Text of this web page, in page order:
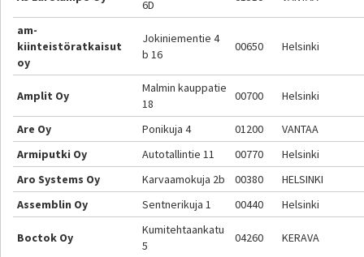
6D
am-
kiinteistöratkaisut
oy
Jokiniementie 4
b 16
00650 Helsinki
Amplit Oy
Malmin kauppatie
18
00700 Helsinki
Are Oy Ponikuja 4 01200
VANTAA
Armiputki Oy
Autotallintie 11 00770
Helsinki
Aro Systems Oy
Karvaamokuja 2b 00380
HELSINKI
Assemblin Oy
Sentnerikuja 1 00440 Helsinki
Boctok Oy
Kumitehtaankatu
5
04260 KERAVA